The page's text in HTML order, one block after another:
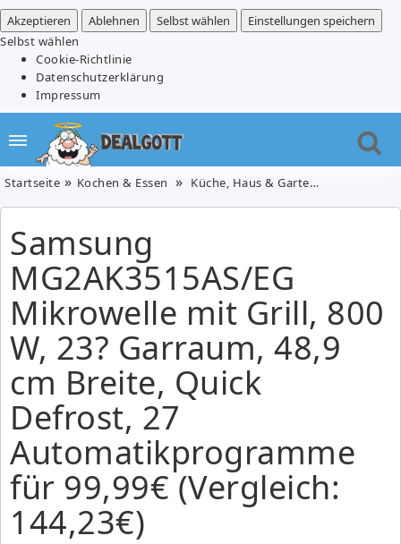
Akzeptieren
Ablehnen Selbst wählen
Einstellungen speichern
Selbst wählen
Cookie-Richtlinie
Datenschutzerklärung
Impressum
Startseite Kochen & Essen Küche, Haus & Garten
Samsung
MG2AK3515AS/EG
Mikrowelle mit Grill, 800
W, 23? Garraum, 48,9
cm Breite, Quick
Defrost, 27
Automatikprogramme
für 99,99€ (Vergleich:
144,23€)